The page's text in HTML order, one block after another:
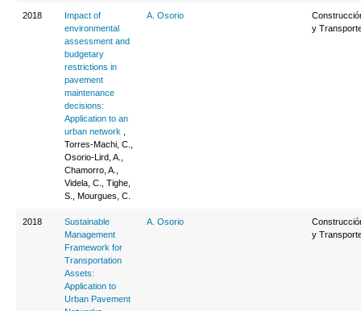
2018
Impact of
environmental
assessment and
budgetary
restrictions in
pavement
maintenance
decisions:
Application to an
urban network
Torres-Machi, C.,
Osorio-Lird, A.,
Chamorro, A.,
Videla, C., Tighe,
S., Mourgues, C.
A. Osorio
y
2018
Sustainable
Management
Framework for
Transportation
Assets:
Application to
Urban Pavement
A. Osorio
y